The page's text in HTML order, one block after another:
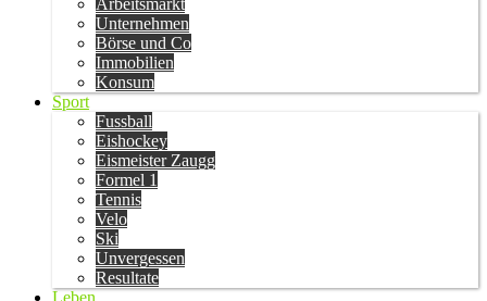
Arbeitsmarkt
Unternehmen
Börse und Co
Immobilien
Konsum
Sport
Fussball
Eishockey
Eismeister Zaugg
Formel 1
Tennis
Velo
Ski
Unvergessen
Resultate
Leben